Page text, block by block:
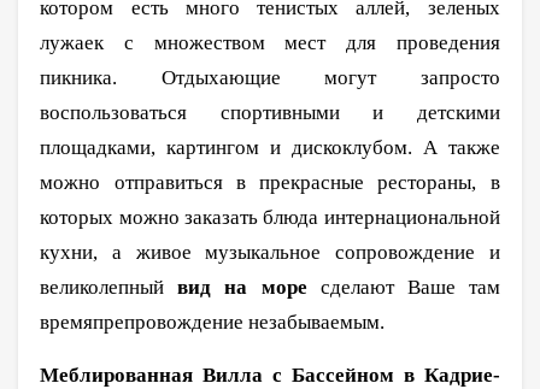
котором есть много тенистых аллей, зеленых
лужаек с множеством мест для проведения
пикника. Отдыхающие могут запросто
воспользоваться спортивными и детскими
площадками, картингом и дискоклубом. А также
можно отправиться в прекрасные рестораны, в
которых можно заказать блюда интернациональной
кухни, а живое музыкальное сопровождение и
великолепныйвид на море сделают Ваше там
времяпрепровождение незабываемым.
Меблированная Вилла с Бассейном в Кадрие-